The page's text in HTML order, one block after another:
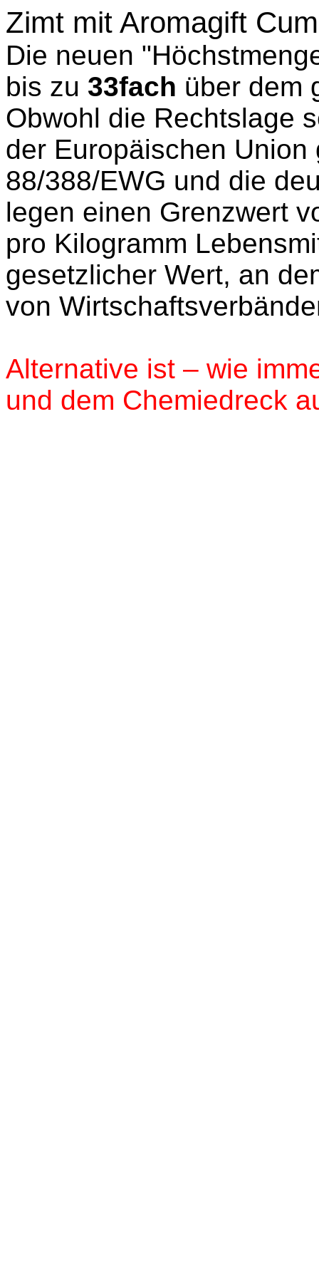
Zimt mit Aromagift
Die neuen
bis zu 33fach über dem
Obwohl die Rechtslage
der Europäischen
88/388/EWG und die
legen einen Grenzwert
pro Kilogramm
gesetzlicher Wert, an
von
Alternative ist – wie
und dem Chemiedreck